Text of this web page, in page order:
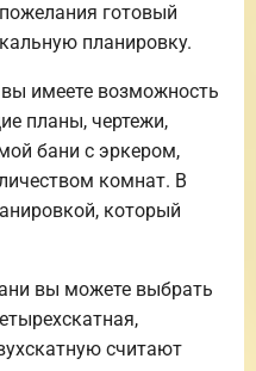
готовый
планировку.
имеете возможность
планы, чертежи,
бани с эркером,
комнат. В
который
вы можете выбрать
считают